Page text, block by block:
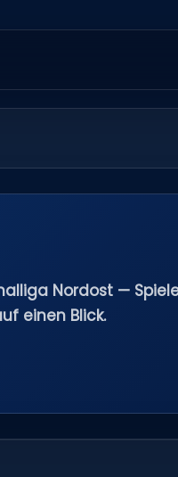
Nordost —
einen Blick.